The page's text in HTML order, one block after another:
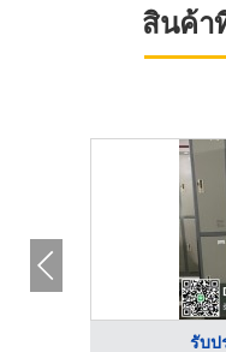
สินค้า
รับป